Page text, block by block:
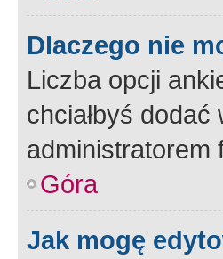
Dlaczego nie
Liczba opcji
chciałbyś
administratorem
Góra
Jak mogę